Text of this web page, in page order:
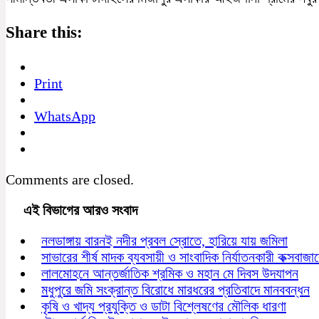
Share this:
Print
WhatsApp
Comments are closed.
এই বিভাগের আরও সংবাদ
নলডাঙ্গায় বারনই নদীর প্রবল স্রোতে, হারিয়ে যায় জমিলা
সাভারের শীর্ষ মাদক ব্যবসায়ী ও সাংবাদিক নির্যাতনকারী
লালমোহনে আন্তর্জাতিক শ্রমিক ও মহান মে দিবস উদযাপন
মধুপুরে জমি সংক্রান্ত বিরোধে মারধরের প্রতিবাদে মানববন্ধন
কৃষি ও খাদ্য প্রযুক্তি ও ডাটা বিশ্লেষণের মৌলিক ধারণা